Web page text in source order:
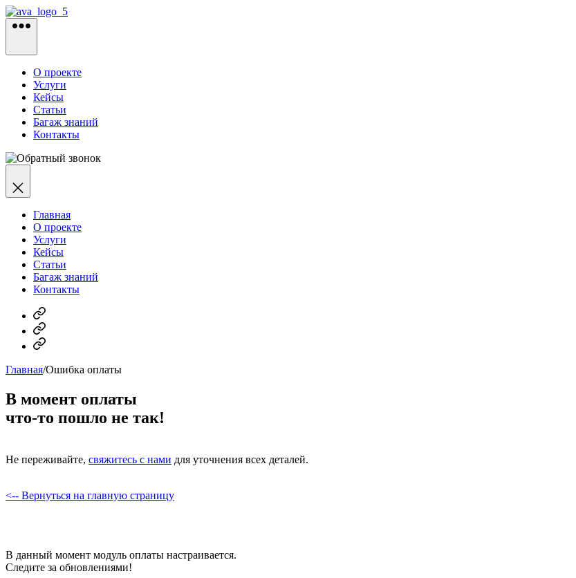
Перейти
к
О проекте
Услуги
Кейсы
Статьи
Багаж знаний
Контакты
Главная
О проекте
Услуги
Кейсы
Статьи
Багаж знаний
Контакты
MAX
Telegram
Dzen
Главная/Ошибка оплаты
В момент оплаты
что-то пошло не так!
Не переживайте, свяжитесь с нами для уточнения всех деталей.
<-- Вернуться на главную страницу
В данный момент модуль оплаты настраивается.
Следите за обновлениями!